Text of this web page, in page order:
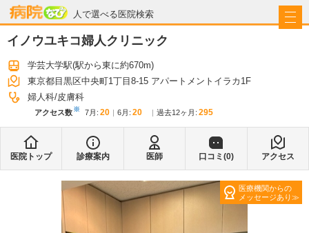
人で選べる医院検索
病院なび
イノウユキコ婦人クリニック
学芸大学駅(駅から東に約670m)
東京都目黒区中央町1丁目8-15 アパートメントイラカ1F
婦人科 皮膚科
アクセス数※ 7月 : 20 6月 : 20 過去12ヶ月: 295
医院トップ 診療案内 医師 口コミ(0) アクセス
医療機関からの
メッセージあり